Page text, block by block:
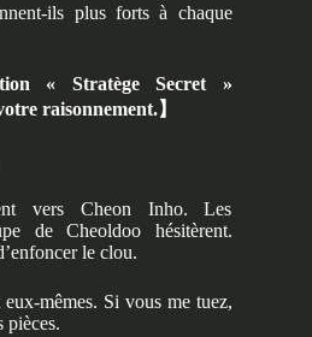
ils plus forts à chaque
« Stratège Secret »
raisonnement.】
vers Cheon Inho. Les
de Cheoldoo hésitèrent.
le clou.
mêmes. Si vous me tuez,
pièces.